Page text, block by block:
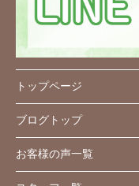
トップページ
ブログトップ
お客様の声一覧